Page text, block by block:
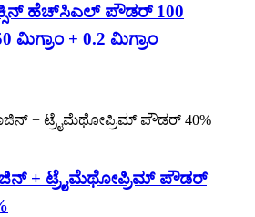
ಹೆಚ್‌ಸಿಎಲ್ ಪೌಡರ್ 100
ಮಿಗ್ರಾಂ + 0.2 ಮಿಗ್ರಾಂ
+ ಟ್ರೈಮೆಥೋಪ್ರಿಮ್ ಪೌಡರ್